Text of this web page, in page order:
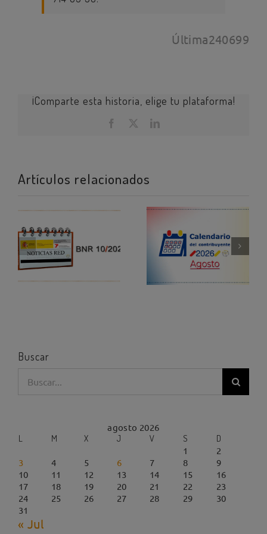
Última240699
¡Comparte esta historia, elige tu plataforma!
FacebookLinkedIn
Artículos relacionados
Buscar
agosto 2026
L
M X J V S
D
1
2
3
4 5 6 7 8
9
10
11 12 13 14 15
16
17
18 19 20 21 22
23
24
25 26 27 28 29
30
31
« Jul